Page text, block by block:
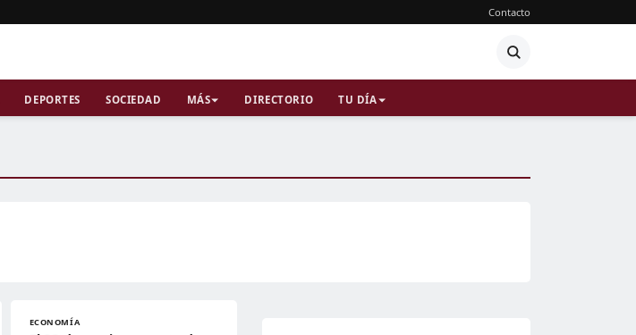
Contacto
DEPORTES SOCIEDAD MÁS DIRECTORIO TU DÍA
ECONOMÍA